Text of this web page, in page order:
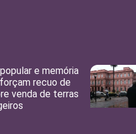
e memória
recuo de
venda de terras